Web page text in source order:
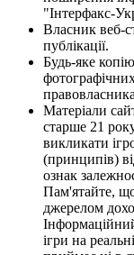
"Інтерфакс-
Власник веб-
публікації.
Будь-яке
Матеріали
старше 21
викликати
(принципів)
ознак
Пам'ятайте,
джерелом
ігри на